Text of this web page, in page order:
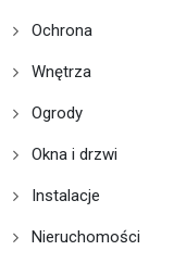
Ochrona
Wnętrza
Ogrody
Okna i drzwi
Instalacje
Nieruchomości